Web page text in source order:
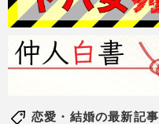
恋愛・結婚の最新記事